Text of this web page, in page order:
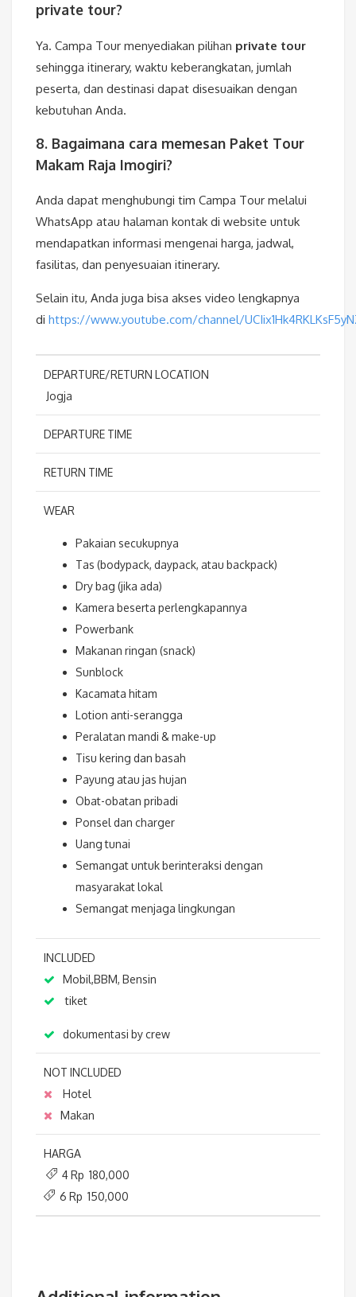
private tour?
Ya. Campa Tour menyediakan pilihan private tour
sehingga itinerary, waktu keberangkatan, jumlah
peserta, dan destinasi dapat disesuaikan dengan
kebutuhan Anda.
8. Bagaimana cara memesan Paket Tour
Makam Raja Imogiri?
Anda dapat menghubungi tim Campa Tour melalui
WhatsApp atau halaman kontak di website untuk
mendapatkan informasi mengenai harga, jadwal,
fasilitas, dan penyesuaian itinerary.
Selain itu, Anda juga bisa akses video lengkapnya
di https://www.youtube.com/channel/
DEPARTURE/RETURN LOCATION
Jogja
DEPARTURE TIME
RETURN TIME
WEAR
Pakaian secukupnya
Tas (bodypack, daypack, atau backpack)
Dry bag (jika ada)
Kamera beserta perlengkapannya
Powerbank
Makanan ringan (snack)
Sunblock
Kacamata hitam
Lotion anti-serangga
Peralatan mandi & make-up
Tisu kering dan basah
Payung atau jas hujan
Obat-obatan pribadi
Ponsel dan charger
Uang tunai
Semangat untuk berinteraksi dengan
masyarakat lokal
Semangat menjaga lingkungan
INCLUDED
Mobil,BBM, Bensin
tiket
dokumentasi by crew
NOT INCLUDED
Hotel
Makan
HARGA
4 Rp 180,000
6 Rp 150,000